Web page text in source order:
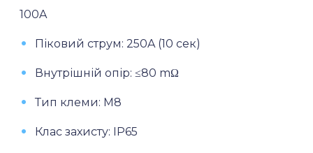
100A
Піковий струм: 250A (10 сек)
Внутрішній опір: ≤80 mΩ
Тип клеми: M8
Клас захисту: IP65